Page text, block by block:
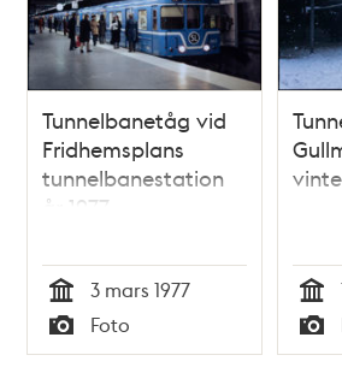
Tunnelbanetåg vid
Fridhemsplans
tunnelbanestation
år 1977
Tid
3 mars 1977
Typ
Foto Tid
Typ